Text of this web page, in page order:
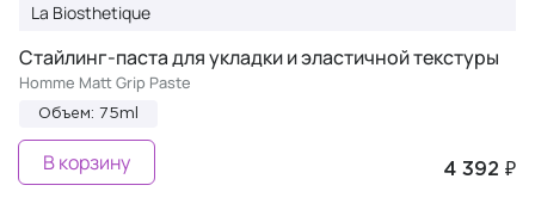
La Biosthetique
Стайлинг-паста для укладки и эластичной текстуры
Homme Matt Grip Paste
Объем: 75ml
4 392 ₽
В корзину